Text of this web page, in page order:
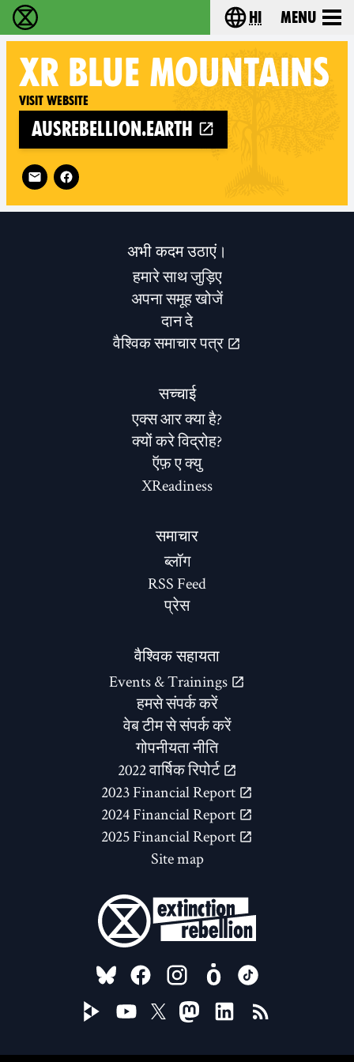
विलुप्ति विद्रोह - Home Choose your
hi Menu
XR BLUE MOUNTAINS
Visit website
ausrebellion.earth
Follow XR Blue Mountains on
अभी कदम उठाएं।
हमारे साथ जुड़िए
अपना समूह खोजें
दान दे
वैश्विक समाचार पत्र
सच्चाई
एक्स आर क्या है?
क्यों करे विद्रोह?
ऍफ़ ए क्यु
XReadiness
समाचार
ब्लॉग
RSS Feed
प्रेस
वैश्विक सहायता
Events & Trainings
हमसे संपर्क करें
वेब टीम से संपर्क करें
गोपनीयता नीति
2022 वार्षिक रिपोर्ट
2023 Financial Report
2024 Financial Report
2025 Financial Report
Site map
FOLLOW US ON